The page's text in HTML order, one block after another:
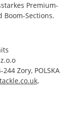
Premium-
Boom-Sections.
Zory, POLSKA